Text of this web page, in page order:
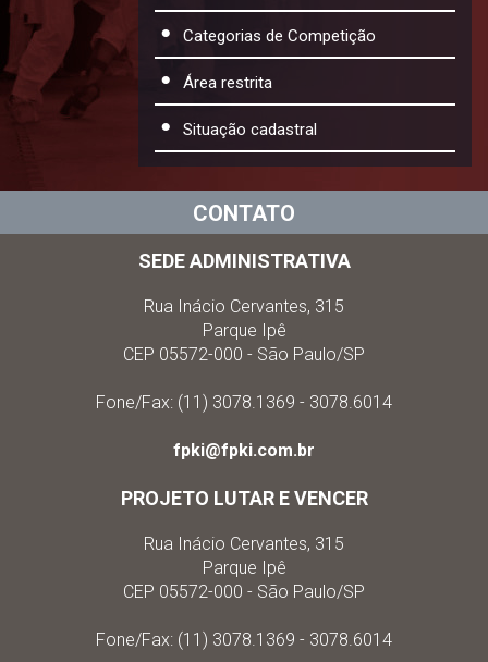
Categorias de Competição
Área restrita
Situação cadastral
CONTATO
SEDE ADMINISTRATIVA
Rua Inácio Cervantes, 315
Parque Ipê
CEP 05572-000 - São Paulo/SP
Fone/Fax: (11) 3078.1369 - 3078.6014
fpki@fpki.com.br
PROJETO LUTAR E VENCER
Rua Inácio Cervantes, 315
Parque Ipê
CEP 05572-000 - São Paulo/SP
Fone/Fax: (11) 3078.1369 - 3078.6014